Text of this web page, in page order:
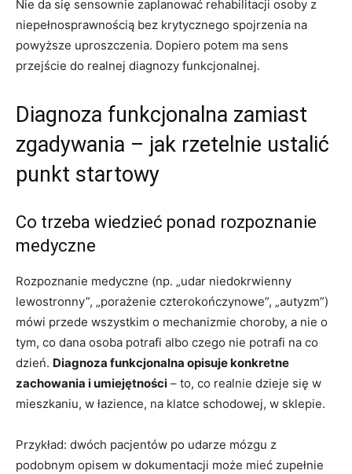
Nie da się sensownie zaplanować rehabilitacji osoby z
niepełnosprawnością bez krytycznego spojrzenia na
powyższe uproszczenia. Dopiero potem ma sens
przejście do realnej diagnozy funkcjonalnej.
Diagnoza funkcjonalna zamiast
zgadywania – jak rzetelnie ustalić
punkt startowy
Co trzeba wiedzieć ponad rozpoznanie
medyczne
Rozpoznanie medyczne (np. „udar niedokrwienny
lewostronny”, „porażenie czterokończynowe”, „autyzm”)
mówi przede wszystkim o mechanizmie choroby, a nie o
tym, co dana osoba potrafi albo czego nie potrafi na co
dzień. Diagnoza funkcjonalna opisuje konkretne
zachowania i umiejętności – to, co realnie dzieje się w
mieszkaniu, w łazience, na klatce schodowej, w sklepie.
Przykład: dwóch pacjentów po udarze mózgu z
podobnym opisem w dokumentacji może mieć zupełnie